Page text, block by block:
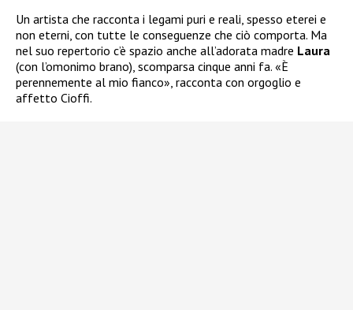
Un artista che racconta i legami puri e reali, spesso eterei e
non eterni, con tutte le conseguenze che ciò comporta. Ma
nel suo repertorio c’è spazio anche all’adorata madre Laura
(con l’omonimo brano), scomparsa cinque anni fa. «È
perennemente al mio fianco», racconta con orgoglio e
affetto Cioffi.